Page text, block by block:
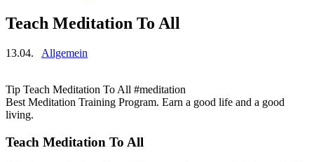
Teach Meditation To All
13.04. Allgemein
Tip Teach Meditation To All #meditation
Best Meditation Training Program. Earn a good life and a good
living.
Teach Meditation To All